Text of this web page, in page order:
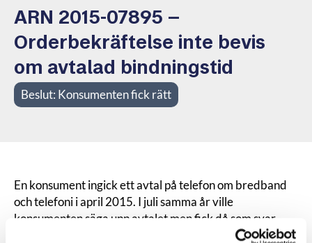
ARN 2015-07895 –
Orderbekräftelse inte bevis
om avtalad bindningstid
Beslut: Konsumenten fick rätt
En konsument ingick ett avtal på telefon om bredband
och telefoni i april 2015. I juli samma år ville
konsumenten säga upp avtalet men fick då som svar
från operatören att det fanns en bindningstid på 12